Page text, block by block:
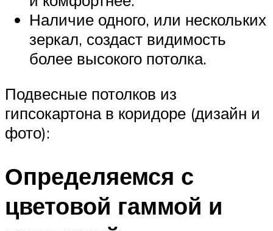
Наличие одного, или нескольких
зеркал, создаст видимость
более высокого потолка.
Подвесные потолков из
гипсокартона в коридоре (дизайн и
фото):
Определяемся с
цветовой гаммой и